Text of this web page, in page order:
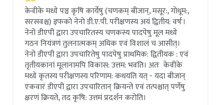
केवीके मध्ये पञ्च कृषि कार्येषु (चणकम् बीजान्, मसूर:, गोधूम:,
सरसवश्च) इफको नेनो डी.ए.पी. परीक्षणस्य अयं द्वितीय: वर्षः।
नेनो डीएपी द्वारा उपचारितस्य चणकस्य पादपेषु मूल मध्ये
गठन नियंत्रणं तुलनात्मकम् अधिक एवं विशालं च आसीत्।
नेनो डीएपी द्वारा उपचारितेषु पादपेषु प्राथमिक: द्वितीयक : एवं
तृतीयकानां मूलानामपि विकास: उत्तम: भवति। अतः केवीके
मध्ये कृतस्य परीक्षणस्य परिणाम: कथयति यत् - यदा बीजान्
एकवारं डीएपी द्वारा उपचारितान् क्रियन्ते एवं तत्पश्चात् पर्णेषु
क्षरणं क्रियते, तद कृषि: उत्तमं प्रदर्शन करोति।